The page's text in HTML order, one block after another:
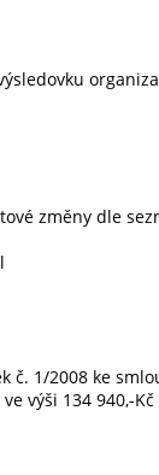
změny dle
č. 1/2008 ke
výši 134 940,-